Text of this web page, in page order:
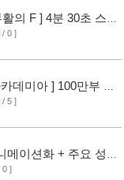
의 F ] 4분 30초 스토
/ 0 ]
데미아 ] 100만부 돌
/ 5 ]
메이션화 + 주요 성우
0 ]